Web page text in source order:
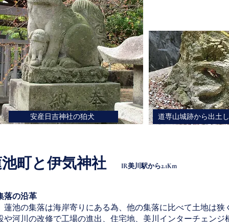
安産日吉神社の狛犬 道専山城跡から出土
町と伊気神社 IR美川駅から2.1Km
落の沿革
池の集落は海岸寄りにある為、他の集落に比べて土地は狭
や河川の改修で工場の進出、住宅地、美川インターチェン